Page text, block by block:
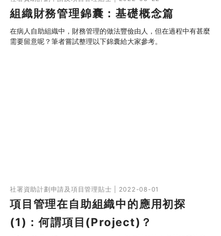
組織財務管理錦囊：基礎概念篇
在病人自助組織中，財務管理的做法豐儉由人，但在過程中有甚麼
需要留意呢？筆者嘗試整理以下錦囊給大家參考。
社署資助計劃申請及項目管理貼士 | 2022-08-01
項目管理在自助組織中的應用初探
(1)：何謂項目(Project)？